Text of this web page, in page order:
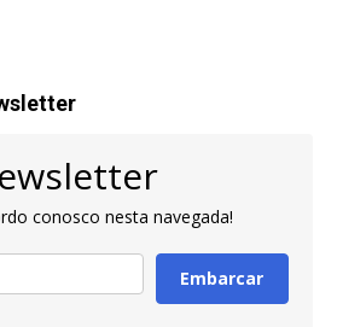
conosco nesta navegada!
Embarcar